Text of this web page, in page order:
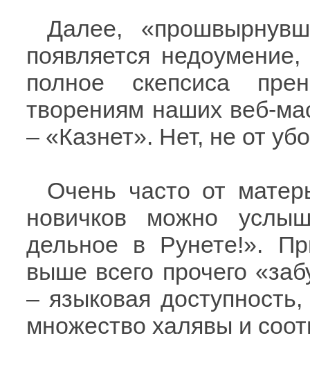
Далее,
появляется
полное скепсиса
творениям наших веб-
– «Казнет». Нет, не от
Очень часто от
новичков можно
дельное в Рунете!».
выше всего прочего
– языковая
множество халявы и